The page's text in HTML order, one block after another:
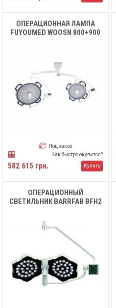
ОПЕРАЦИОННАЯ ЛАМПА
FUYOUMED WOOSN 800+900
Под заказ
Как быстро окупится?
582 615 грн. Купить
ОПЕРАЦИОННЫЙ
СВЕТИЛЬНИК BARRFAB BFH2